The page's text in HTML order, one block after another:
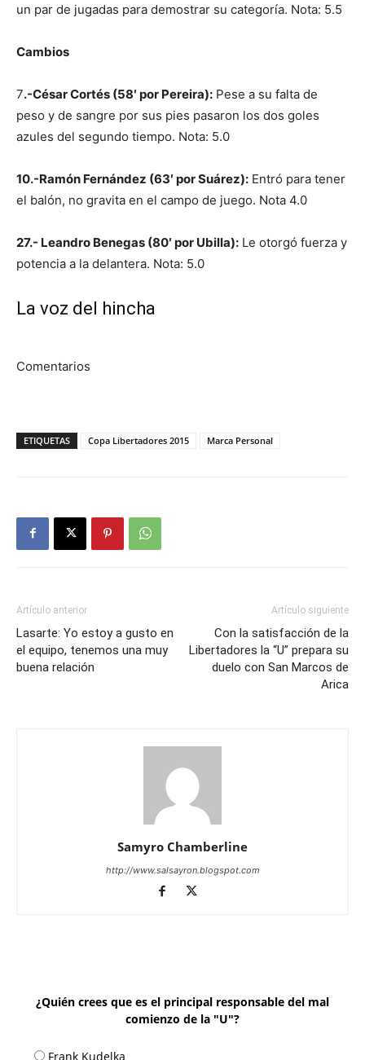
un par de jugadas para demostrar su categoría. Nota: 5.5
Cambios
7.-César Cortés (58′ por Pereira): Pese a su falta de
peso y de sangre por sus pies pasaron los dos goles
azules del segundo tiempo. Nota: 5.0
10.-Ramón Fernández (63′ por Suárez): Entró para tener
el balón, no gravita en el campo de juego. Nota 4.0
27.- Leandro Benegas (80′ por Ubilla): Le otorgó fuerza y
potencia a la delantera. Nota: 5.0
La voz del hincha
Comentarios
ETIQUETAS Copa Libertadores 2015 Marca Personal
Artículo anterior
Lasarte: Yo estoy a gusto en
el equipo, tenemos una muy
buena relación
Artículo siguiente
Con la satisfacción de la
Libertadores la “U” prepara su
duelo con San Marcos de
Arica
Samyro Chamberline
http://www.salsayron.blogspot.com
¿Quién crees que es el principal responsable del mal
comienzo de la "U"?
Frank Kudelka